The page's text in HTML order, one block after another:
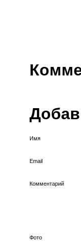
Имя
Email
Комментарий
Фото